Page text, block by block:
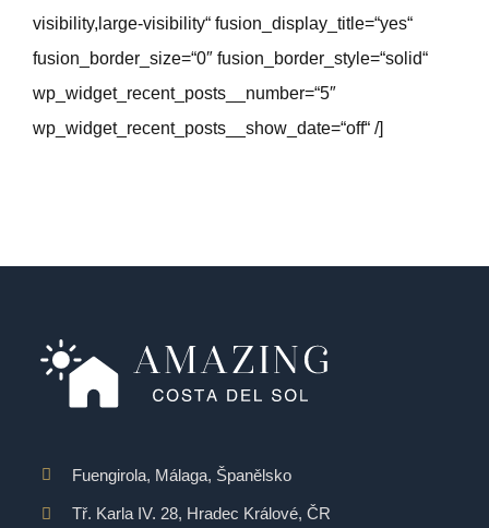
visibility,large-visibility“ fusion_display_title=“yes“
fusion_border_size=“0″ fusion_border_style=“solid“
wp_widget_recent_posts__number=“5″
wp_widget_recent_posts__show_date=“off“ /]
Fuengirola, Málaga, Španělsko
Tř. Karla IV. 28, Hradec Králové, ČR